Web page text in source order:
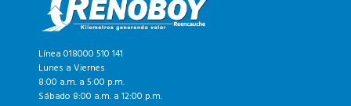
Línea 018000 510 141
Lunes a Viernes
8:00 a.m. a 5:00 p.m.
Sábado 8:00 a.m. a 12:00 p.m.